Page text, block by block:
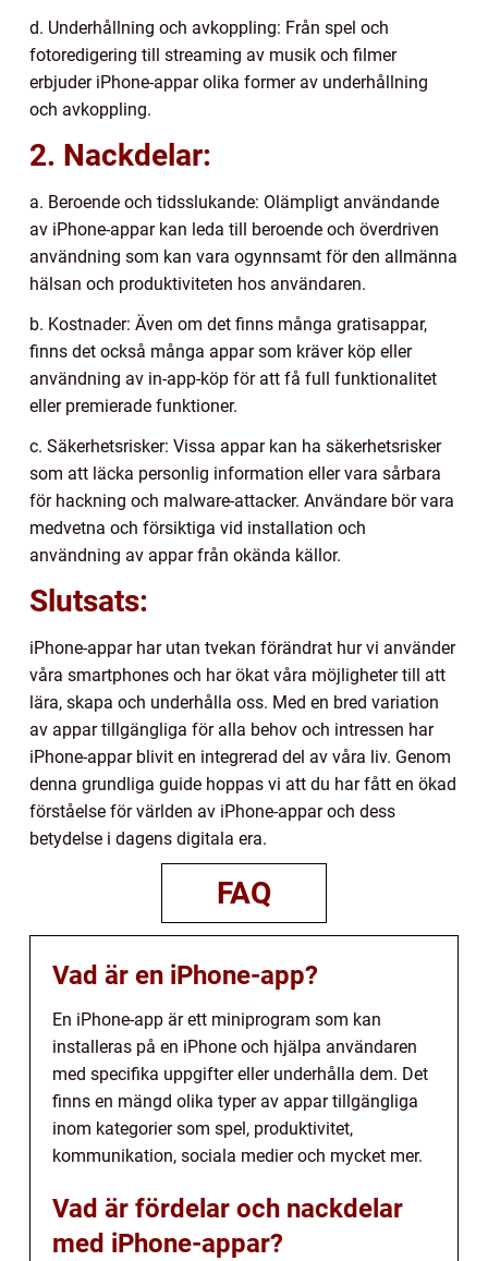
d. Underhållning och avkoppling: Från spel och
fotoredigering till streaming av musik och filmer
erbjuder iPhone-appar olika former av underhållning
och avkoppling.
2. Nackdelar:
a. Beroende och tidsslukande: Olämpligt användande
av iPhone-appar kan leda till beroende och överdriven
användning som kan vara ogynnsamt för den allmänna
hälsan och produktiviteten hos användaren.
b. Kostnader: Även om det finns många gratisappar,
finns det också många appar som kräver köp eller
användning av in-app-köp för att få full funktionalitet
eller premierade funktioner.
c. Säkerhetsrisker: Vissa appar kan ha säkerhetsrisker
som att läcka personlig information eller vara sårbara
för hackning och malware-attacker. Användare bör vara
medvetna och försiktiga vid installation och
användning av appar från okända källor.
Slutsats:
iPhone-appar har utan tvekan förändrat hur vi använder
våra smartphones och har ökat våra möjligheter till att
lära, skapa och underhålla oss. Med en bred variation
av appar tillgängliga för alla behov och intressen har
iPhone-appar blivit en integrerad del av våra liv. Genom
denna grundliga guide hoppas vi att du har fått en ökad
förståelse för världen av iPhone-appar och dess
betydelse i dagens digitala era.
FAQ
Vad är en iPhone-app?
En iPhone-app är ett miniprogram som kan
installeras på en iPhone och hjälpa användaren
med specifika uppgifter eller underhålla dem. Det
finns en mängd olika typer av appar tillgängliga
inom kategorier som spel, produktivitet,
kommunikation, sociala medier och mycket mer.
Vad är fördelar och nackdelar
med iPhone-appar?